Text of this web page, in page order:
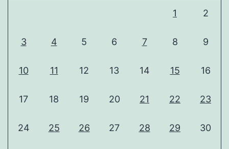
1 2
3 4 5 6 7 8 9
10 11 12 13 14 15 16
17 18 19 20 21 22 23
24 25 26 27 28 29 30